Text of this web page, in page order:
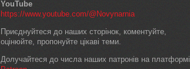
YouTube
https://www.youtube.com/@Novynarnia
Приєднуйтеся до наших сторінок, коментуйте,
оцінюйте, пропонуйте цікаві теми.
Долучайтеся до числа наших патронів на платформі